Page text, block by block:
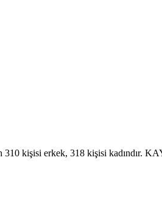
kişisi erkek, 318 kişisi kadındır.